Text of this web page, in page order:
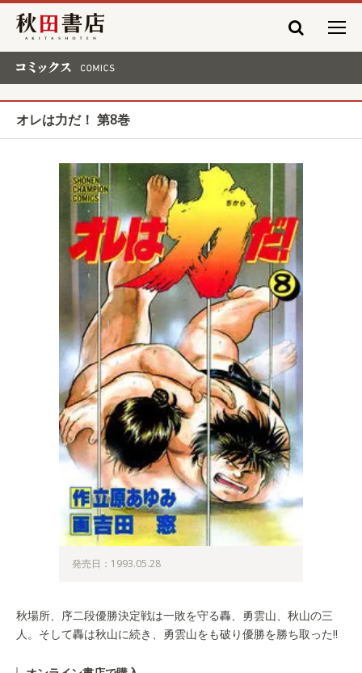
秋田書店
オレは力だ！ 第8巻
発売日：1993.05.28
秋場所、序二段優勝決定戦は一敗を守る轟、勇雲山、秋山の三
人。そして轟は秋山に続き、勇雲山をも破り優勝を勝ち取った!!